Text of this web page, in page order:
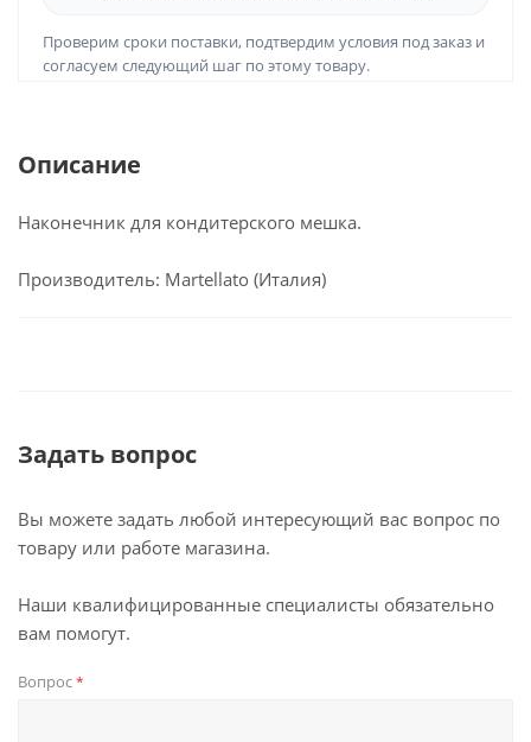
Проверим сроки поставки, подтвердим условия под заказ и
согласуем следующий шаг по этому товару.
Описание
Наконечник для кондитерского мешка.
Производитель: Martellato (Италия)
Задать вопрос
Вы можете задать любой интересующий вас вопрос по
товару или работе магазина.
Наши квалифицированные специалисты обязательно
вам помогут.
Вопрос*